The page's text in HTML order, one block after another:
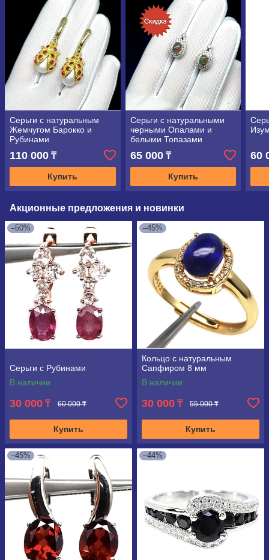
Серьги с натуральным
Жемчугом Барокко и
Рубинами
110 000 ₸
Купить
Серьги с натуральными
черными Опалами и
белыми Топазами
65 000₸
Купить
60
Акционные предложения и новинки
–50%
Серьги с Рубинами
В наличии
30 000 ₸ 60 000 ₸
Купить
–45%
Кольцо с натуральным
Сапфиром 8 мм
В наличии
30 000 ₸ 55 000 ₸
Купить
–45% –44%